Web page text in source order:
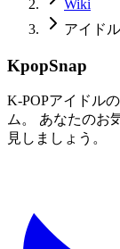
Wiki
アイドル
KpopSnap
K-POPアイドル
ム。 あなたのお
見しましょう。